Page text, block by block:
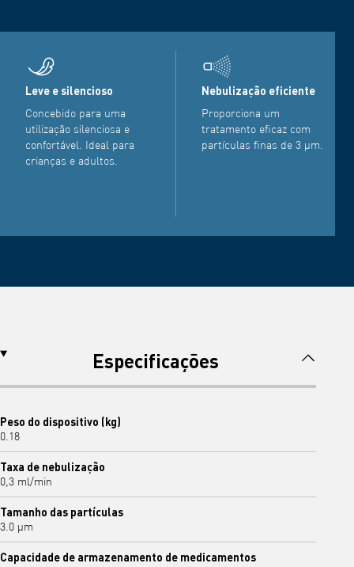
Leve e silencioso
Concebido para uma
utilização silenciosa e
confortável. Ideal para
crianças e adultos.
Nebulização eficiente
Proporciona um
tratamento eficaz com
partículas finas de 3 µm.
Especificações
Peso do dispositivo (kg)
0.18
Taxa de nebulização
0,3 ml/min
Tamanho das partículas
3.0 μm
Capacidade de armazenamento de medicamentos